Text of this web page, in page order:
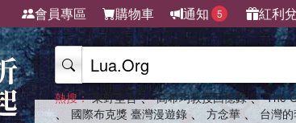
會員專區 購物車 通知 5 紅利
熱搜： 東野圭吾 、 高希均教授回憶錄 、 The
、 國際布克獎 臺灣漫遊錄 、 方念華 、 台灣